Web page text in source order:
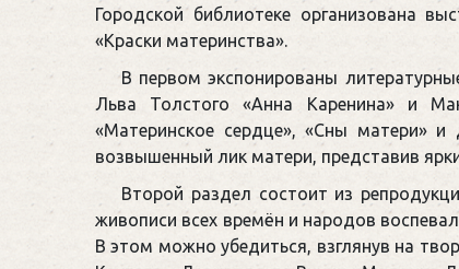
Городской библиотеке организована
«Краски материнства».
В первом экспонированы
Льва Толстого «Анна Каренина» и
«Материнское сердце», «Сны матери»
возвышенный лик матери, представив
Второй раздел состоит из
живописи всех времён и народов
В этом можно убедиться, взглянув на